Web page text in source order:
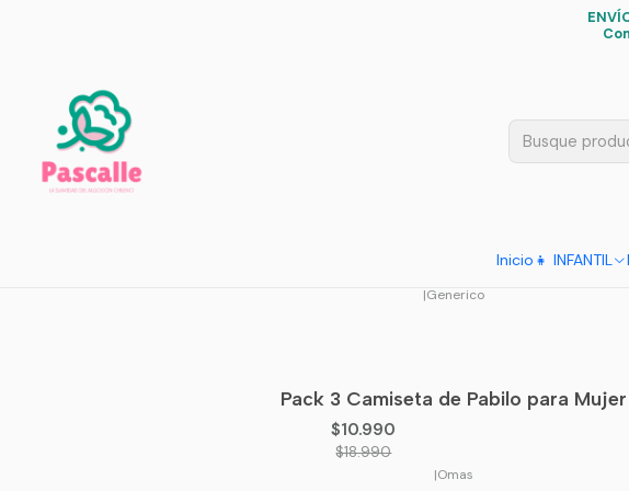
Inicio 👧 INFANTIL
|Generico
-42%OFF
Pack 3 Camiseta de Pabilo para Mujer
$10.990
$18.990
|Omas